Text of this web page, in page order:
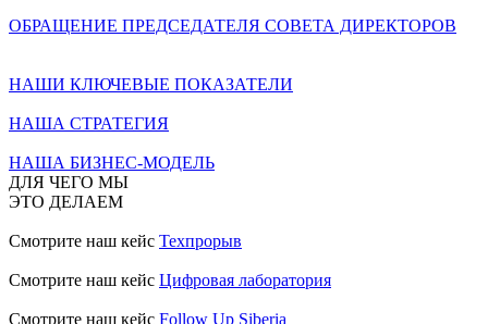
ОБРАЩЕНИЕ ПРЕДСЕДАТЕЛЯ СОВЕТА ДИРЕКТОРОВ
НАШИ КЛЮЧЕВЫЕ ПОКАЗАТЕЛИ
НАША СТРАТЕГИЯ
НАША БИЗНЕС-МОДЕЛЬ
ДЛЯ ЧЕГО МЫ
ЭТО ДЕЛАЕМ
Смотрите наш кейс Техпрорыв
Смотрите наш кейс Цифровая лаборатория
Смотрите наш кейс Follow Up Siberia